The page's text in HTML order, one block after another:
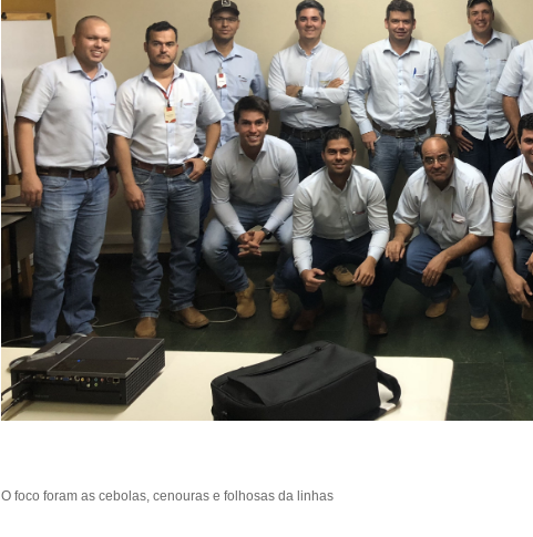
O foco foram as cebolas, cenouras e folhosas da linhas